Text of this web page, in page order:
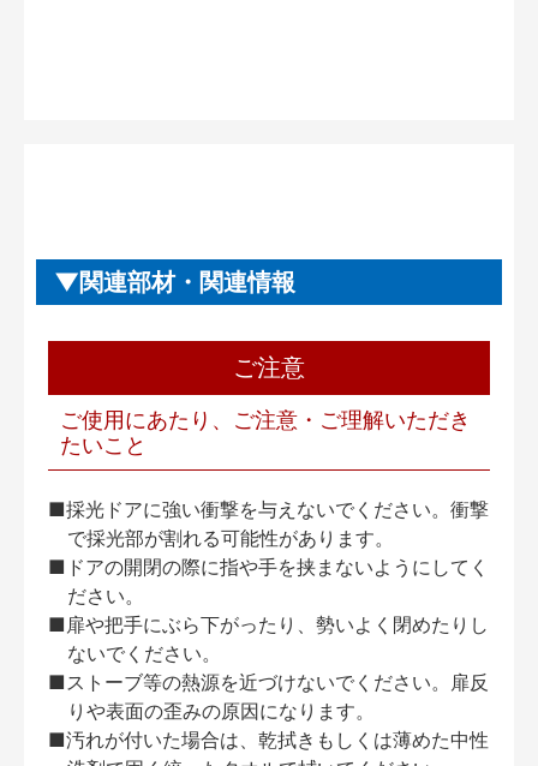
関連部材・関連情報
ご注意
ご使用にあたり、ご注意・ご理解いただき
たいこと
■採光ドアに強い衝撃を与えないでください。衝撃
で採光部が割れる可能性があります。
■ドアの開閉の際に指や手を挟まないようにしてく
ださい。
■扉や把手にぶら下がったり、勢いよく閉めたりし
ないでください。
■ストーブ等の熱源を近づけないでください。扉反
りや表面の歪みの原因になります。
■汚れが付いた場合は、乾拭きもしくは薄めた中性